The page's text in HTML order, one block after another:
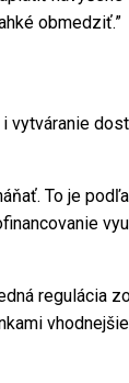
obmedziť.”
To je
regulácia